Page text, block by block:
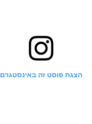
הצגת פוסט זה באינסטגרם